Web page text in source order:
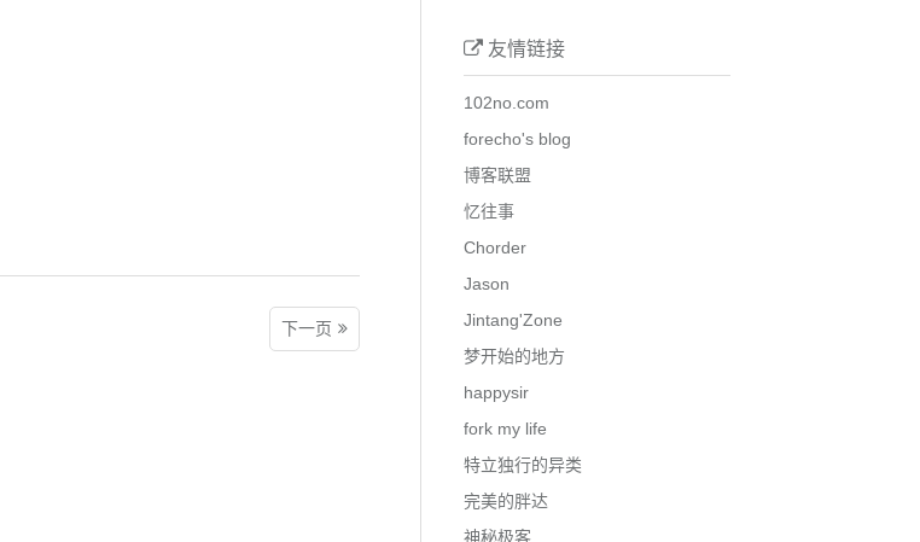
下一页
友情链接
102no.com
forecho's blog
博客联盟
忆往事
Chorder
Jason
Jintang'Zone
梦开始的地方
happysir
fork my life
特立独行的异类
完美的胖达
神秘极客